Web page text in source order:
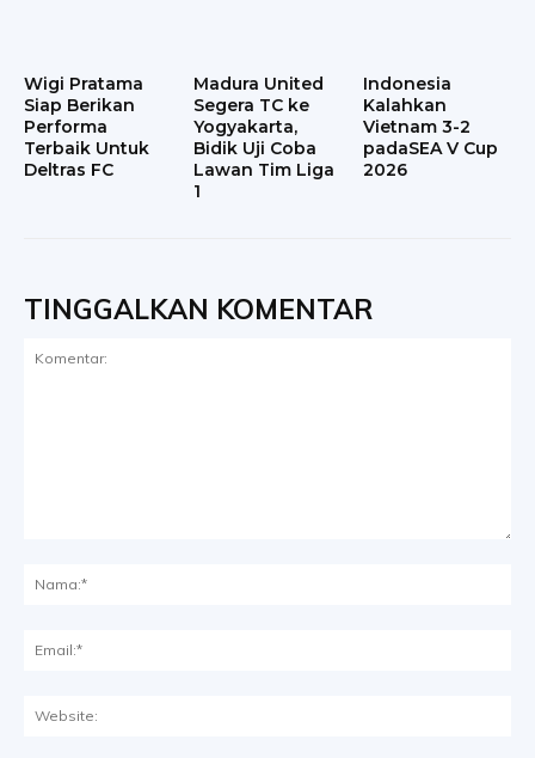
Wigi Pratama
Siap Berikan
Performa
Terbaik Untuk
Deltras FC
Madura United
Segera TC ke
Yogyakarta,
Bidik Uji Coba
Lawan Tim Liga
1
Indonesia
Kalahkan
Vietnam 3-2
padaSEA V Cup
2026
TINGGALKAN KOMENTAR